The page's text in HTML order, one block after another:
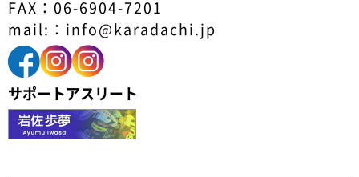
FAX：06-6904-7201
mail:： info@karadachi.jp
サポートアスリート